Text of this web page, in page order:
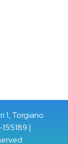
1, Torgiano
|